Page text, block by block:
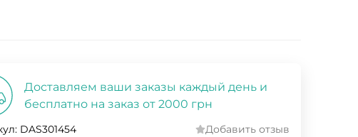
Доставляем ваши заказы каждый день и
бесплатно на заказ от 2000 грн
DAS301454 Добавить отзыв